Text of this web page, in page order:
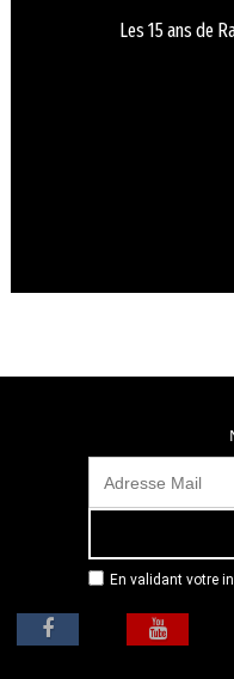
Les 15 ans de
En validant votre
adresse email
mensuellement